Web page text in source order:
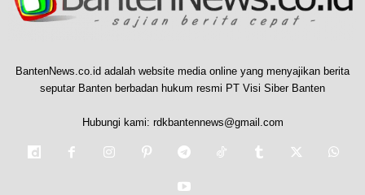
BantenNews.co.id adalah website media online yang menyajikan berita
seputar Banten berbadan hukum resmi PT Visi Siber Banten
Hubungi kami: rdkbantennews@gmail.com